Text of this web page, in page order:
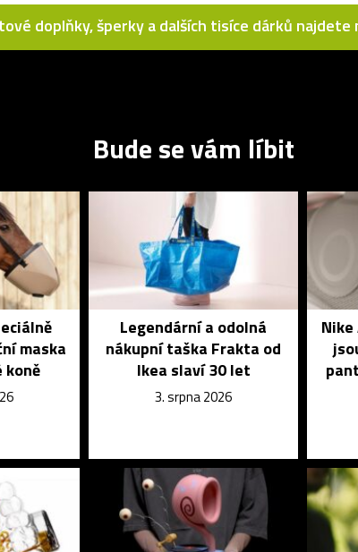
doplňky, šperky a dalších tisíce dárků najdete
Bude se vám líbit
maska
koně
Legendární a odolná
nákupní taška Frakta od
Ikea slaví 30 let
3. srpna 2026